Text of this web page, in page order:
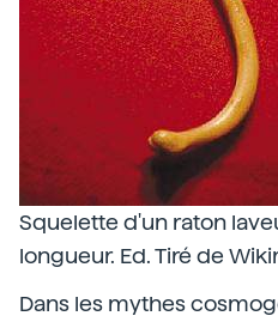
Squelette d'un raton
longueur. Ed. Tiré de
Dans les mythes